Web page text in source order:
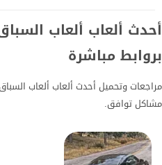
أحدث ألعاب ألعاب
بروابط مباشرة
مراجعات وتحميل أحدث ألعاب ألعاب
مشاكل توافق.